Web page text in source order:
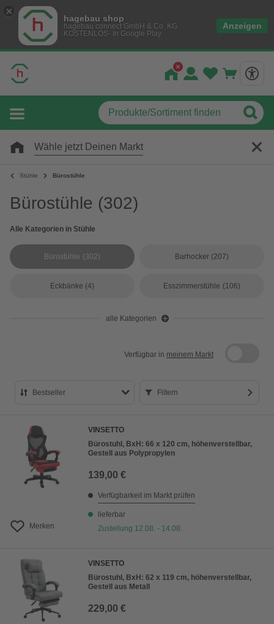
hagebau shop
hagebau connect GmbH & Co. KG
KOSTENLOS- In Google Play
Anzeigen
Wähle jetzt Deinen Markt
Stühle Bürostühle
Bürostühle (302)
Alle Kategorien in Stühle
Bürostühle (302) Barhocker (207)
Eckbänke (4) Esszimmerstühle (106)
alle Kategorien
Verfügbar in meinem Markt
Bestseller
Preis aufsteigend
Preis absteigend
Bewertung
Filtern
Merken
VINSETTO
Bürostuhl, BxH: 66 x 120 cm, höhenverstellbar,
Gestell aus Polypropylen
139,00 €
Verfügbarkeit im Markt prüfen
lieferbar
Zustellung 12.08. - 14.08.
VINSETTO
Bürostuhl, BxH: 62 x 119 cm, höhenverstellbar,
Gestell aus Metall
229,00 €